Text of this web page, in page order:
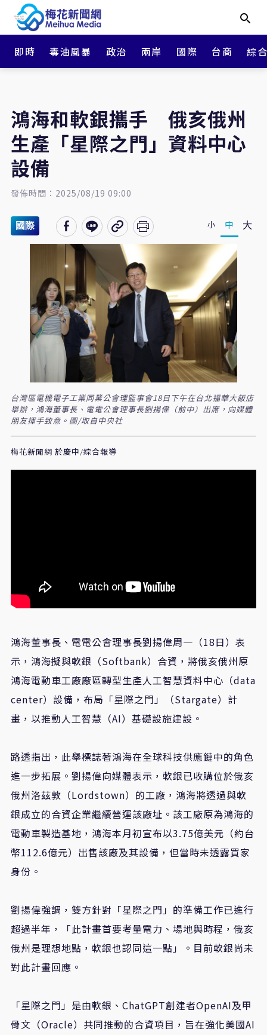
即時 毒油風暴 政治 兩岸 國際 台商 綜
鴻海和軟銀攜手 俄亥俄州
生產「星際之門」資料中心
設備
發佈時間：2025/08/19 09:00
國際 小 中 大
台灣區電機電子工業同業公會理監事會18日下午在台北福華大飯店
舉辦，鴻海董事長、電電公會理事長劉揚偉（前中）出席，向媒體
朋友揮手致意。圖/取自中央社
梅花新聞網 於慶中/綜合報導
鴻海董事長、電電公會理事長劉揚偉周一（18日）表
示，鴻海擬與軟銀（Softbank）合資，將俄亥俄州原
鴻海電動車工廠廠區轉型生產人工智慧資料中心（data
center）設備，布局「星際之門」（Stargate）計
畫，以推動人工智慧（AI）基礎設施建設。
路透指出，此舉標誌著鴻海在全球科技供應鏈中的角色
進一步拓展。劉揚偉向媒體表示，軟銀已收購位於俄亥
俄州洛茲敦（Lordstown）的工廠，鴻海將透過與軟
銀成立的合資企業繼續營運該廠址。該工廠原為鴻海的
電動車製造基地，鴻海本月初宣布以3.75億美元（約台
幣112.6億元）出售該廠及其設備，但當時未透露買家
身份。
劉揚偉強調，雙方針對「星際之門」的準備工作已進行
超過半年，「此計畫首要考量電力、場地與時程，俄亥
俄州是理想地點，軟銀也認同這一點」。目前軟銀尚未
對此計畫回應。
「星際之門」是由軟銀、ChatGPT創建者OpenAI及甲
骨文（Oracle）共同推動的合資項目，旨在強化美國AI